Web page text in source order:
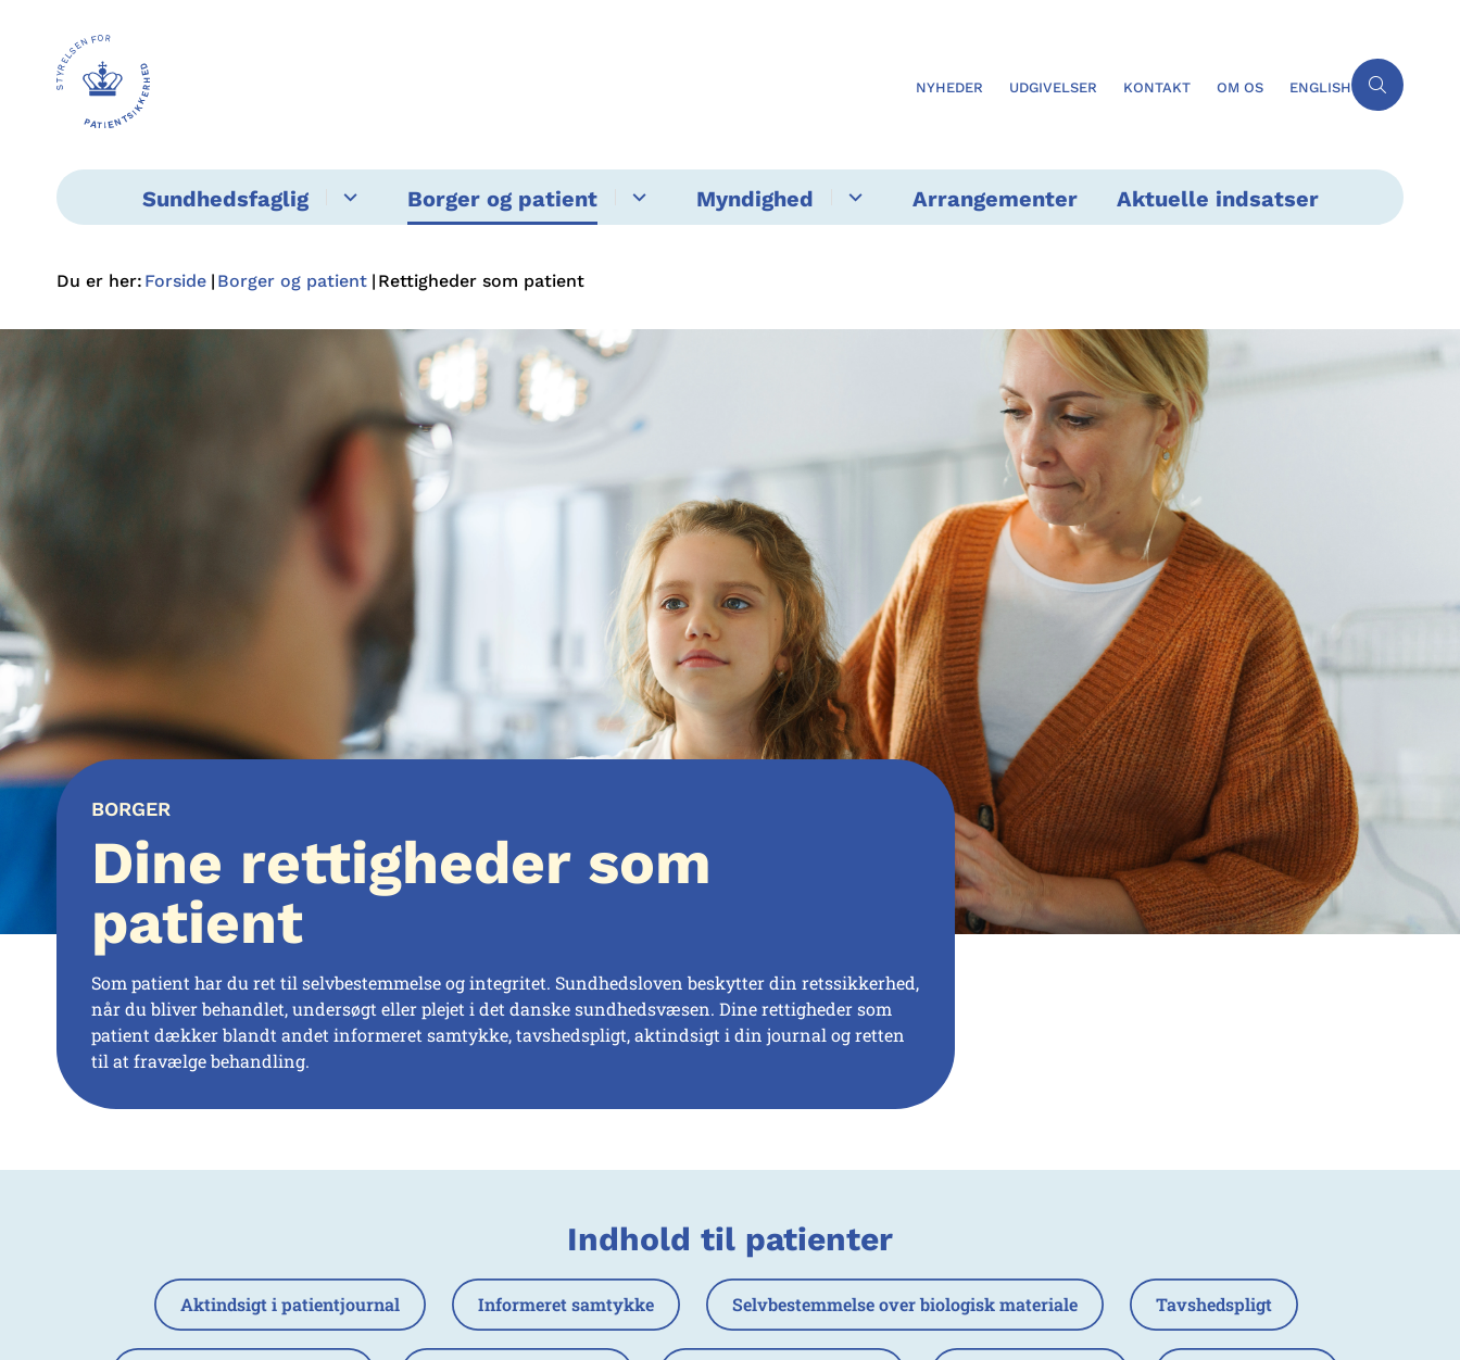
NYHEDER UDGIVELSER KONTAKT OM OS ENGLISH
Sundhedsfaglig Borger og patient Myndighed Arrangementer Aktuelle indsatser
Du er her: Forside Borger og patient Rettigheder som patient
BORGER
Dine rettigheder som
patient
Som patient har du ret til selvbestemmelse og integritet. Sundhedsloven beskytter din retssikkerhed,
når du bliver behandlet, undersøgt eller plejet i det danske sundhedsvæsen. Dine rettigheder som
patient dækker blandt andet informeret samtykke, tavshedspligt, aktindsigt i din journal og retten
til at fravælge behandling.
Indhold til patienter
Aktindsigt i patientjournal Informeret samtykke Selvbestemmelse over biologisk materiale Tavshedspligt